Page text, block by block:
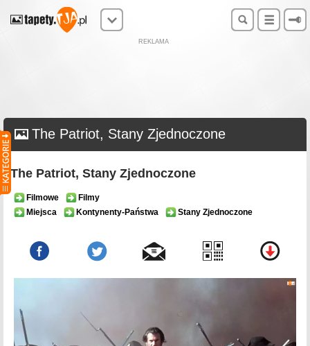
REKLAMA
The Patriot, Stany Zjednoczone
The Patriot, Stany Zjednoczone
Filmowe
Filmy
Miejsca
Kontynenty-Państwa Stany Zjednoczone